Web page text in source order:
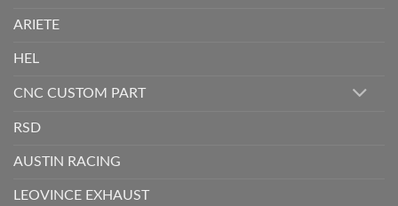
ARIETE
HEL
CNC CUSTOM PART
RSD
AUSTIN RACING
LEOVINCE EXHAUST